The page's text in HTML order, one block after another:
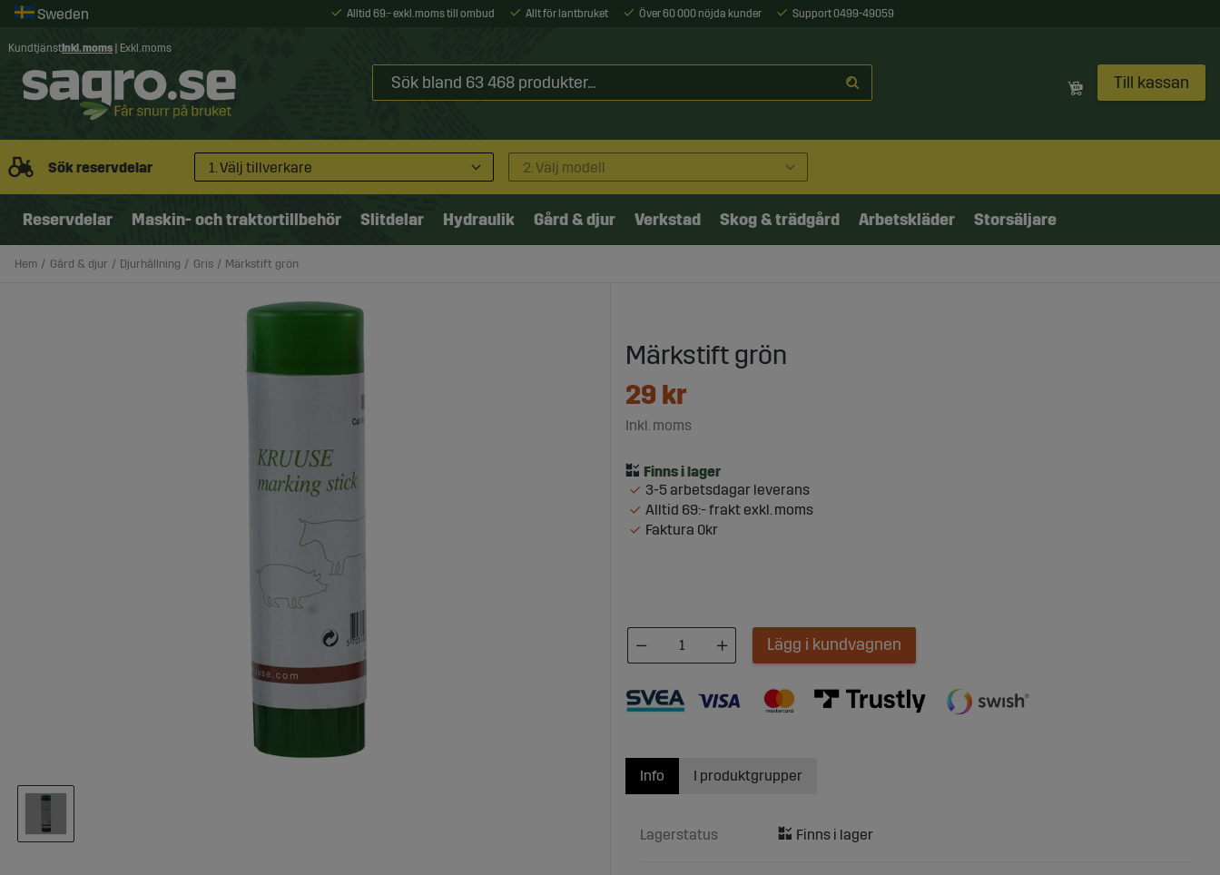
Alltid 69:- exkl. moms till ombud Allt för lantbruket Över 60 000 nöjda kunder Support 0499-49059
Kundtjänst Inkl. moms Exkl. moms
Till kassan
Sök reservdelar 1. Välj tillverkare 2. Välj modell
Reservdelar Maskin- och traktortillbehör Slitdelar Hydraulik Gård & djur Verkstad Skog & trädgård Arbetskläder Storsäljare
Hem Gård & djur Djurhållning Gris Märkstift grön
Märkstift grön
29 kr
Inkl. moms
3-5 arbetsdagar leverans
Alltid 69:- frakt exkl. moms
Faktura 0kr
Lägg i kundvagnen
Info
Lagerstatus
I produktgrupper